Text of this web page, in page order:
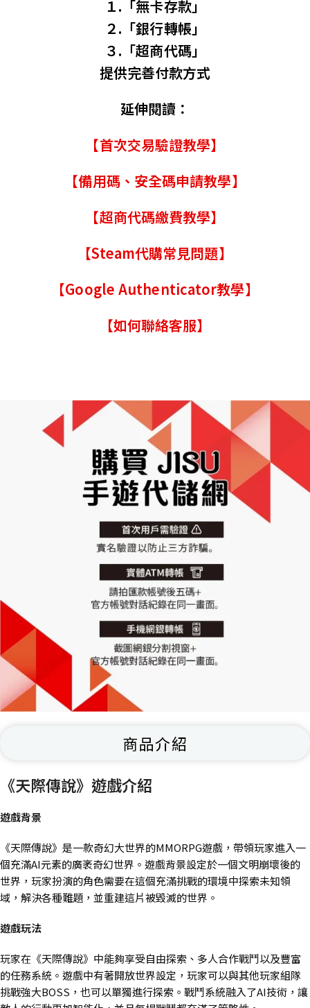
１.「無卡存款」
２.「銀行轉帳」
３.「超商代碼」
提供完善付款方式
延伸閱讀：
【首次交易驗證教學】
【備用碼、安全碼申請教學】
【超商代碼繳費教學】
【Steam代購常見問題】
【Google Authenticator教學】
【如何聯絡客服】
商品介紹
《天際傳說》遊戲介紹
遊戲背景
《天際傳說》是一款奇幻大世界的MMORPG遊戲，帶領玩家進入一
個充滿AI元素的廣袤奇幻世界。遊戲背景設定於一個文明崩壞後的
世界，玩家扮演的角色需要在這個充滿挑戰的環境中探索未知領
域，解決各種難題，並重建這片被毀滅的世界​。
遊戲玩法
玩家在《天際傳說》中能夠享受自由探索、多人合作戰鬥以及豐富
的任務系統。遊戲中有著開放世界設定，玩家可以與其他玩家組隊
挑戰強大BOSS，也可以單獨進行探索。戰鬥系統融入了AI技術，讓